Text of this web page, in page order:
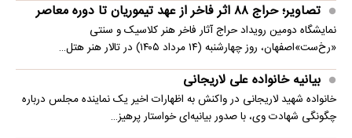
تصاویر؛ حراج ۸۸ اثر فاخر از عهد تیموریان تا دوره معاصر
نمایشگاه دومین رویداد حراج آثار فاخر هنر کلاسیک و سنتی
«رخ‌ست»اصفهان، روز چهارشنبه (۱۴ مرداد ۱۴۰۵) در تالار هنر هتل…
بیانیه خانواده علی لاریجانی
خانواده شهید لاریجانی در واکنش به اظهارات اخیر یک نماینده مجلس درباره
چگونگی شهادت وی، با صدور بیانیه‌ای خواستار پرهیز…